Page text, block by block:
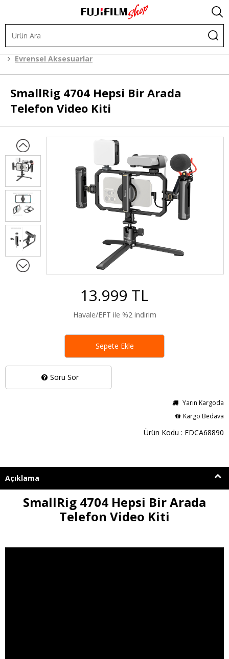
Evrensel Aksesuarlar
SmallRig 4704 Hepsi Bir Arada
Telefon Video Kiti
Soru Sor
13.999 TL
Havale/EFT ile %2 indirim
Yarın Kargoda
Kargo Bedava
Ürün Kodu : FDCA68890
Sepete Ekle
Açıklama
SmallRig 4704 Hepsi Bir Arada
Telefon Video Kiti